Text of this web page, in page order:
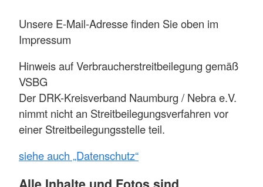
Unsere E-Mail-Adresse finden Sie oben im
Impressum
Hinweis auf Verbraucherstreitbeilegung gemäß
VSBG
Der DRK-Kreisverband Naumburg / Nebra e.V.
nimmt nicht an Streitbeilegungsverfahren vor
einer Streitbeilegungsstelle teil.
siehe auch „Datenschutz“